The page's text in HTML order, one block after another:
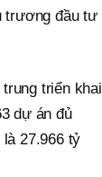
trương đầu tư
triển khai
dự án đủ
27.966 tỷ